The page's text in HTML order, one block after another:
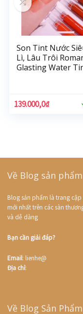
Son Tint Nước
Lì, Lâu Trôi
Glasting Water
139.000,0₫
Về Blog sản phẩm
Blog sản phẩm là trang
mới nhất trên các sàn
và dễ dàng
Bạn cần giải đáp?
Email: lienhe@
Địa chỉ:
Về Blog Sản Phẩm